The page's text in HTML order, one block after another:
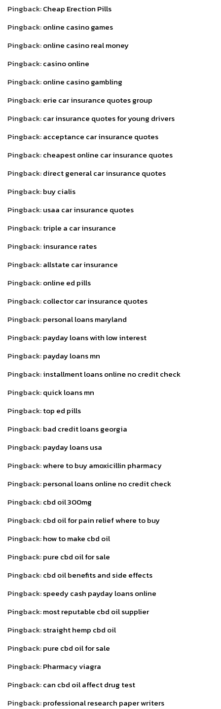
Pingback:Cheap Erection Pills
Pingback:online casino games
Pingback:online casino real money
Pingback:casino online
Pingback:online casino gambling
Pingback:erie car insurance quotes group
Pingback:car insurance quotes for young drivers
Pingback:acceptance car insurance quotes
Pingback:cheapest online car insurance quotes
Pingback:direct general car insurance quotes
Pingback:buy cialis
Pingback:usaa car insurance quotes
Pingback:triple a car insurance
Pingback:insurance rates
Pingback:allstate car insurance
Pingback:online ed pills
Pingback:collector car insurance quotes
Pingback:personal loans maryland
Pingback:payday loans with low interest
Pingback:payday loans mn
Pingback:installment loans online no credit check
Pingback:quick loans mn
Pingback:top ed pills
Pingback:bad credit loans georgia
Pingback:payday loans usa
Pingback:where to buy amoxicillin pharmacy
Pingback:personal loans online no credit check
Pingback:cbd oil 300mg
Pingback:cbd oil for pain relief where to buy
Pingback:how to make cbd oil
Pingback:pure cbd oil for sale
Pingback:cbd oil benefits and side effects
Pingback:speedy cash payday loans online
Pingback:most reputable cbd oil supplier
Pingback:straight hemp cbd oil
Pingback:pure cbd oil for sale
Pingback:Pharmacy viagra
Pingback:can cbd oil affect drug test
Pingback:professional research paper writers